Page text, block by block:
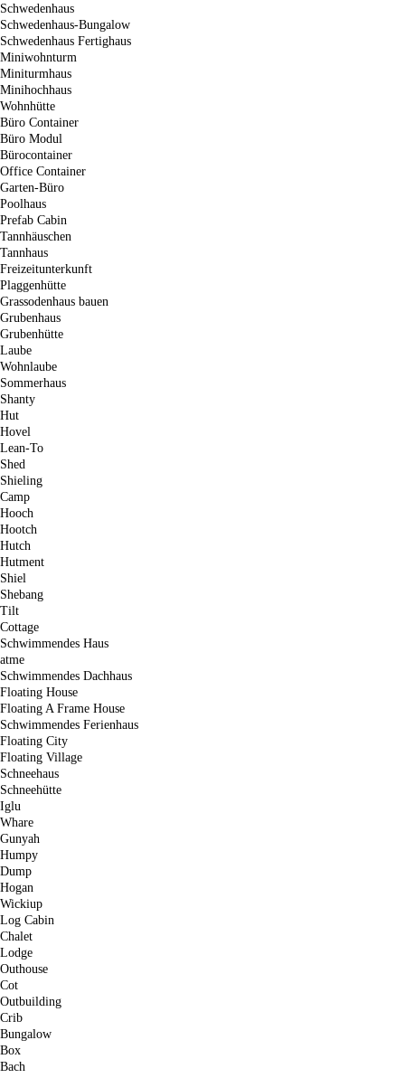
Schwedenhaus
Schwedenhaus-Bungalow
Schwedenhaus Fertighaus
Miniwohnturm
Miniturmhaus
Minihochhaus
Wohnhütte
Büro Container
Büro Modul
Bürocontainer
Office Container
Garten-Büro
Poolhaus
Prefab Cabin
Tannhäuschen
Tannhaus
Freizeitunterkunft
Plaggenhütte
Grassodenhaus bauen
Grubenhaus
Grubenhütte
Laube
Wohnlaube
Sommerhaus
Shanty
Hut
Hovel
Lean-To
Shed
Shieling
Camp
Hooch
Hootch
Hutch
Hutment
Shiel
Shebang
Tilt
Cottage
Schwimmendes Haus
atme
Schwimmendes Dachhaus
Floating House
Floating A Frame House
Schwimmendes Ferienhaus
Floating City
Floating Village
Schneehaus
Schneehütte
Iglu
Whare
Gunyah
Humpy
Dump
Hogan
Wickiup
Log Cabin
Chalet
Lodge
Outhouse
Cot
Outbuilding
Crib
Bungalow
Box
Bach